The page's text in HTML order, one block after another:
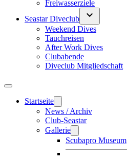
Freiwasserziele
Seastar Diveclub
Weekend Dives
Tauchreisen
After Work Dives
Clubabende
Diveclub Mitgliedschaft
Startseite
News / Archiv
Club-Seastar
Gallerie
Scubapro Museum